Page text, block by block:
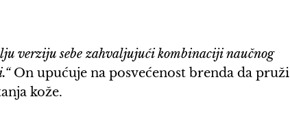
verziju sebe zahvaljujući kombinaciji naučnog
On upućuje na posvećenost brenda da pruži
kože.